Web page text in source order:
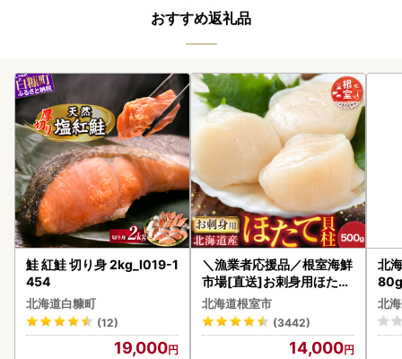
おすすめ返礼品
鮭 紅鮭 切り身 2kg_I019-1
454
北海道白糠町
(12)
19,000
＼漁業者応援品／根室海鮮
市場[直送]お刺身用ほたて
貝柱500g A-28002
北海道根室市
(3442)
14,000
北
ク
く
道
北